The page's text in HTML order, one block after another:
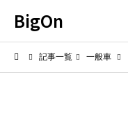
BigOn
記事一覧 一般車